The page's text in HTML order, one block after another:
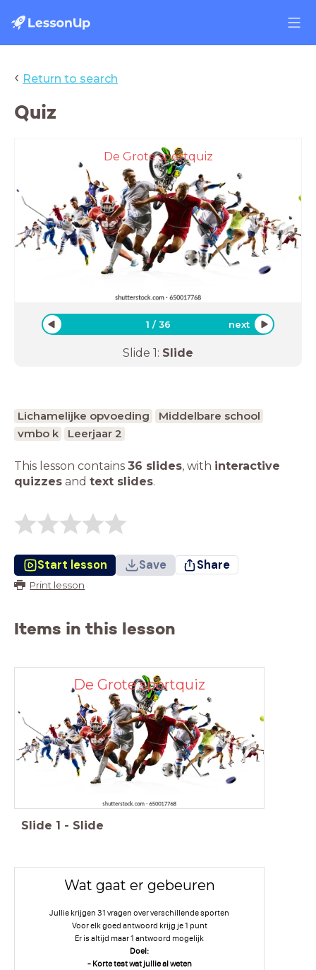
‹ Return to search
Quiz
De Grote sportquiz
1 /36 next
Slide 1: Slide
Lichamelijke opvoeding
Middelbare school
vmbo k
Leerjaar 2
This lesson contains 36 slides, with interactive
quizzes and text slides.
Start lesson Save Share
Print lesson
Items in this lesson
De Grote sportquiz
Slide 1 - Slide
Wat gaat er gebeuren
Jullie krijgen 31 vragen over verschillende sporten
Voor elk goed antwoord krijg je 1 punt
Er is altijd maar 1 antwoord mogelijk
Doel:
- Korte test wat jullie al weten